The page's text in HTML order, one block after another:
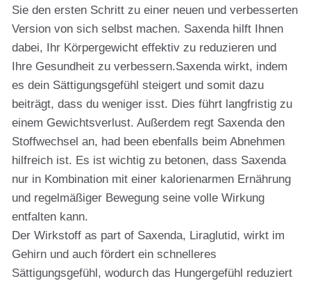
Sie den ersten Schritt zu einer neuen und verbesserten
Version von sich selbst machen. Saxenda hilft Ihnen
dabei, Ihr Körpergewicht effektiv zu reduzieren und
Ihre Gesundheit zu verbessern.Saxenda wirkt, indem
es dein Sättigungsgefühl steigert und somit dazu
beiträgt, dass du weniger isst. Dies führt langfristig zu
einem Gewichtsverlust. Außerdem regt Saxenda den
Stoffwechsel an, had been ebenfalls beim Abnehmen
hilfreich ist. Es ist wichtig zu betonen, dass Saxenda
nur in Kombination mit einer kalorienarmen Ernährung
und regelmäßiger Bewegung seine volle Wirkung
entfalten kann.
Der Wirkstoff as part of Saxenda, Liraglutid, wirkt im
Gehirn und auch fördert ein schnelleres
Sättigungsgefühl, wodurch das Hungergefühl reduziert